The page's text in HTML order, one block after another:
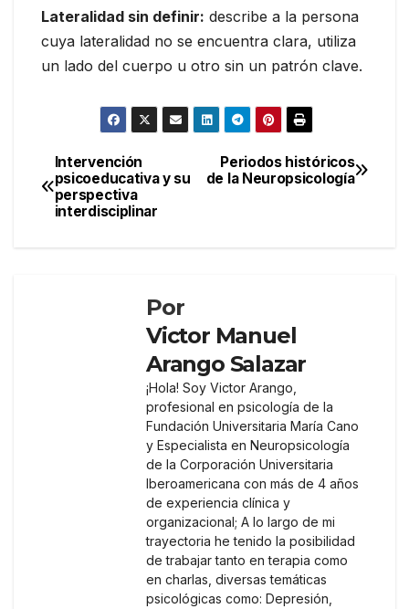
Lateralidad sin definir: describe a la persona
cuya lateralidad no se encuentra clara, utiliza
un lado del cuerpo u otro sin un patrón clave.
Navegación
de
entradas
Periodos históricos
de la Neuropsicología
Intervención
psicoeducativa y su
perspectiva
interdisciplinar
Por
Victor Manuel
Arango Salazar
¡Hola! Soy Victor Arango,
profesional en psicología de la
Fundación Universitaria María Cano
y Especialista en Neuropsicología
de la Corporación Universitaria
Iberoamericana con más de 4 años
de experiencia clínica y
organizacional; A lo largo de mi
trayectoria he tenido la posibilidad
de trabajar tanto en terapia como
en charlas, diversas temáticas
psicológicas como: Depresión,